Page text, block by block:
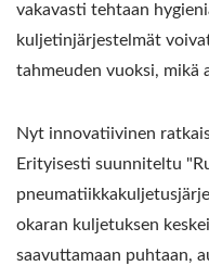
vakavasti tehtaan
kuljetinjärjestelmät
tahmeuden vuoksi, mikä
Nyt innovatiivinen
Erityisesti suunniteltu
okaran kuljetuksen
saavuttamaan puhtaan,